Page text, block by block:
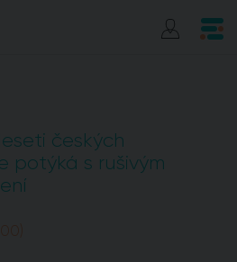
českých
potýká s rušivým